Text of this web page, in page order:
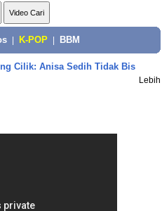
K-POP BBM
Cilik: Anisa Sedih Tidak Bis
Lebih